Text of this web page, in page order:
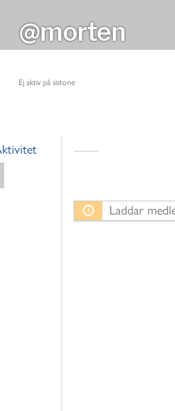
@morten
Ej aktiv på sistone
Laddar